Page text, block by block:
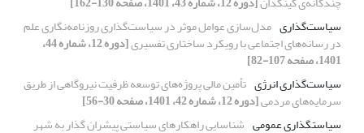
سیاست‌گذاری مدل‌سازی عوامل موثر در سیاست‌گذاری روزنامه‌نگاری علم
در رسانه‌های اجتماعی با رویکرد ساختاری تفسیری [دوره 12، شماره 44،
1401، صفحه 107-82]
سیاست‌گذاری انرژی تأمین مالی پروژه‌های توسعه ظرفیت نیروگاهی از طریق
سرمایه‌های مردمی[دوره 12، شماره 42، 1401، صفحه 30-56]
سیاستگذاری عمومی شناسایی راهکارهای سیاستی پیشران گذار به شهر